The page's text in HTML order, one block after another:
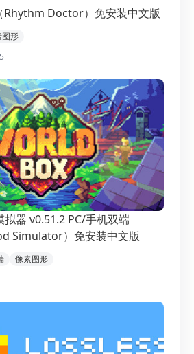
Rhythm Doctor）免安装中文版
图形
器 v0.51.2 PC/手机双端
Simulator）免安装中文版
像素图形